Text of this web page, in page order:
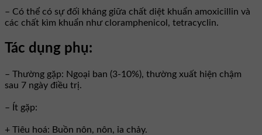
– Có thể có sự đối kháng giữa chất diệt khuẩn amoxicillin và
các chất kìm khuẩn như cloramphenicol, tetracyclin.
Tác dụng phụ:
– Thường gặp: Ngoại ban (3-10%), thường xuất hiện chậm
sau 7 ngày điều trị.
– Ít gặp:
+ Tiêu hoá: Buồn nôn, nôn, ỉa chảy.